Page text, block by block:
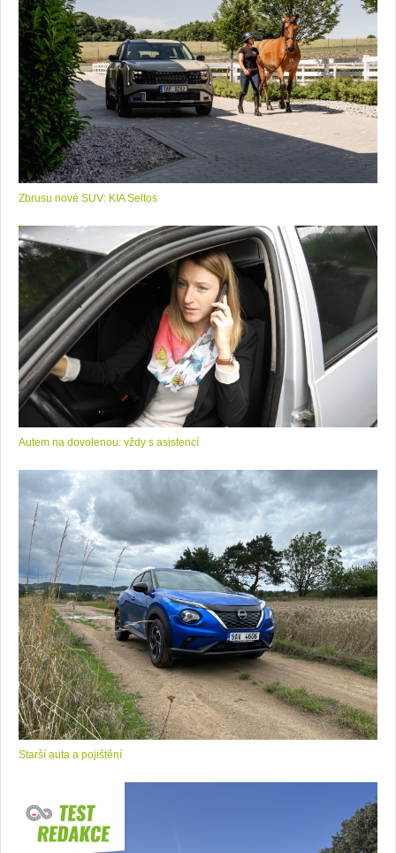
Zbrusu nové SUV: KIA Seltos
Autem na dovolenou: vždy s asistencí
Starší auta a pojištění